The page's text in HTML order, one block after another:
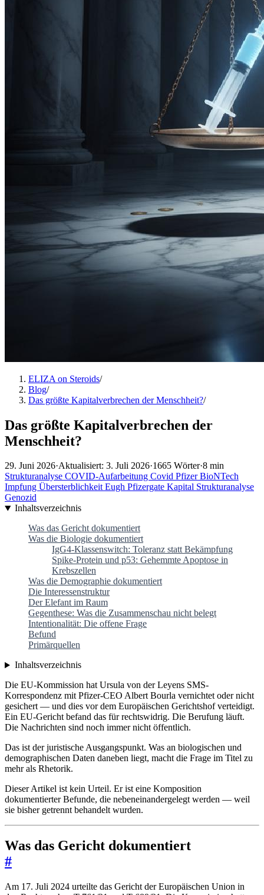
ELIZA on Steroids/
Blog/
Das größte Kapitalverbrechen der Menschheit?/
Das größte Kapitalverbrechen der
Menschheit?
29. Juni 2026·Aktualisiert: 3. Juli 2026·1665 Wörter·8 min
Strukturanalyse COVID-Aufarbeitung Covid PfizerBioNTech
Impfung ÜbersterblichkeitEugh Pfizergate Kapital Strukturanalyse
Genozid
Inhaltsverzeichnis
Was das Gericht dokumentiert
Was die Biologie dokumentiert
IgG4-Klassenswitch: Toleranz statt Bekämpfung
Spike-Protein und p53: Gehemmte Apoptose in
Krebszellen
Was die Demographie dokumentiert
Die Interessenstruktur
Der Elefant im Raum
Gegenthese: Was die Zusammenschau nicht belegt
Intentionalität: Die offene Frage
Befund
Primärquellen
Inhaltsverzeichnis
Die EU-Kommission hat Ursula von der Leyens SMS-
Korrespondenz mit Pfizer-CEO Albert Bourla vernichtet oder nicht
gesichert — und dies vor dem Europäischen Gerichtshof verteidigt.
Ein EU-Gericht befand das für rechtswidrig. Die Berufung läuft.
Die Nachrichten sind noch immer nicht öffentlich.
Das ist der juristische Ausgangspunkt. Was an biologischen und
demographischen Daten daneben liegt, macht die Frage im Titel zu
mehr als Rhetorik.
Dieser Artikel ist kein Urteil. Er ist eine Komposition
dokumentierter Befunde, die nebeneinandergelegt werden — weil
sie bisher getrennt behandelt wurden.
Was das Gericht dokumentiert
#
Am 17. Juli 2024 urteilte das Gericht der Europäischen Union in